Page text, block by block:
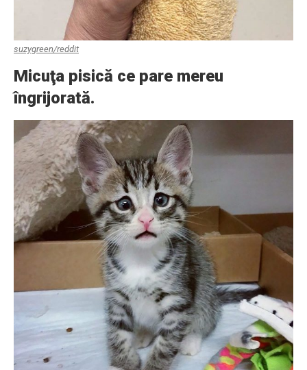
suzygreen/reddit
Micuţa pisică ce pare mereu
îngrijorată.